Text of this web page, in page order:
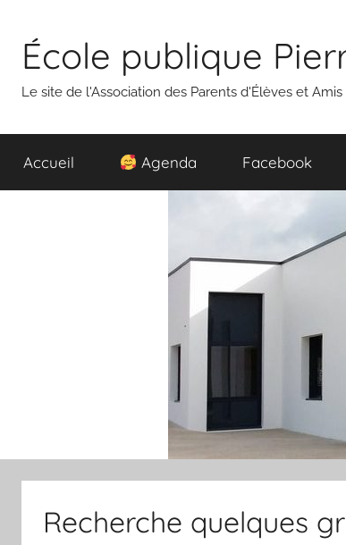
contenu
École publique
Le site de l'Association des Parents d'Élèves et
Accueil Agenda Facebook
Recherche quelques